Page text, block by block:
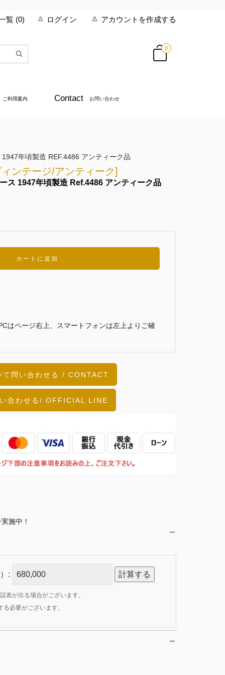
覧 (0) ログイン アカウントを作成する
0
ご利用案内 Contact お問い合わせ
年頃製造 REF.4486 アンティーク品
ンテージ/アンティーク]
ス 1947年頃製造 Ref.4486 アンティーク品
カートに追加
はページ右上、スマートフォンは左上よりご確
て問い合わせる / CONTACT
合わせる/ OFFICIAL LINE
施中！
: 計算する
差が出る場合がございます。
必要がございます。